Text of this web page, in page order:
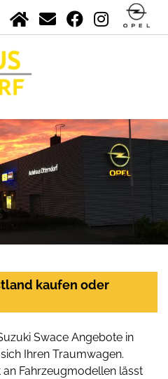
kaufen oder
Swace Angebote in
Ihren Traumwagen.
Fahrzeugmodellen lässt